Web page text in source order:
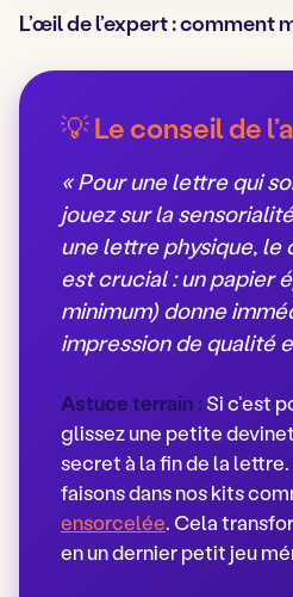
L’œil de l’expert : comment
💡 Le conseil de
« Pour une lettre qui
jouez sur la
une lettre physique, le
est crucial : un papier
minimum) donne
impression de qualité
Astuce terrain :Si c’est
glissez une petite
secret à la fin de la lettre.
faisons dans nos kits
ensorcelée. Cela
en un dernier petit jeu